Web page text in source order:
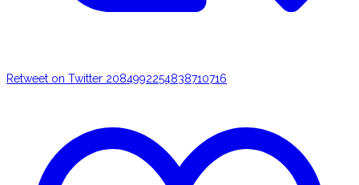
Retweet on Twitter 2084992254838710716